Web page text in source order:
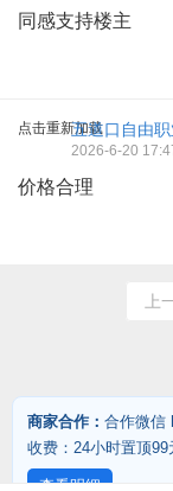
同感支持楼主
点击重新加载五道口自由职
2026-6-20
价格合理
上
商家合作： 合作微信
收费：24小时置顶
查看明细